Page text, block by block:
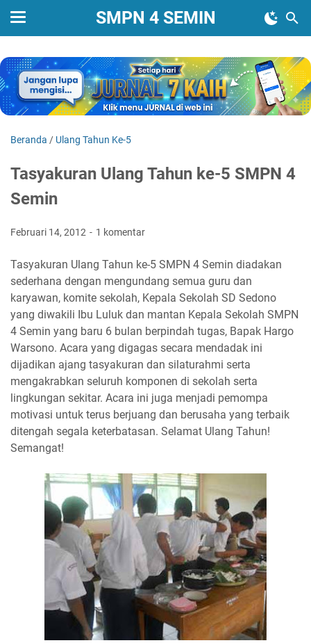
SMPN 4 SEMIN
Beranda / Ulang Tahun Ke-5
Tasyakuran Ulang Tahun ke-5 SMPN 4
Semin
Februari 14, 2012 1 komentar
Tasyakuran Ulang Tahun ke-5 SMPN 4 Semin diadakan
sederhana dengan mengundang semua guru dan
karyawan, komite sekolah, Kepala Sekolah SD Sedono
yang diwakili Ibu Luluk dan mantan Kepala Sekolah SMPN
4 Semin yang baru 6 bulan berpindah tugas, Bapak Hargo
Warsono. Acara yang digagas secara mendadak ini
dijadikan ajang tasyakuran dan silaturahmi serta
mengakrabkan seluruh komponen di sekolah serta
lingkungan sekitar. Acara ini juga menjadi pemompa
motivasi untuk terus berjuang dan berusaha yang terbaik
ditengah segala keterbatasan. Selamat Ulang Tahun!
Semangat!